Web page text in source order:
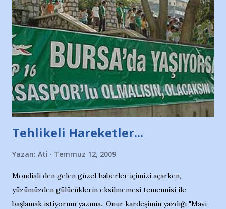
Tehlikeli Hareketler...
Yazan: Ati Temmuz 12, 2009
Mondiali den gelen güzel haberler içimizi açarken,
yüzümüzden gülücüklerin eksilmemesi temennisi ile
başlamak istiyorum yazıma.. Onur kardeşimin yazdığı "Mavi